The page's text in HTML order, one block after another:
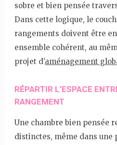
sobre et bien pensée
Dans cette logique, le
rangements doivent être
ensemble cohérent, au
projet d’aménagement
RÉPARTIR L’ESPACE
RANGEMENT
Une chambre bien pensée
distinctes, même dans une